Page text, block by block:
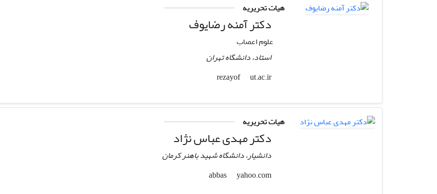
هیات تحریریه
دکتر آمنه رضایوف
علوم اعصاب
استاد، دانشگاه تهران
rezayof
ut.ac.ir
هیات تحریریه
دکتر مهدی عباس نژاد
دانشیار، دانشگاه شهید باهنر کرمان
abbas
yahoo.com